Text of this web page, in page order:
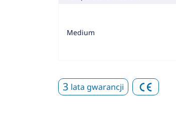
Medium
3 lata gwarancji